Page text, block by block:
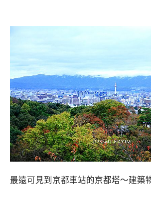
最遠可見到京都車站的京都塔～建築